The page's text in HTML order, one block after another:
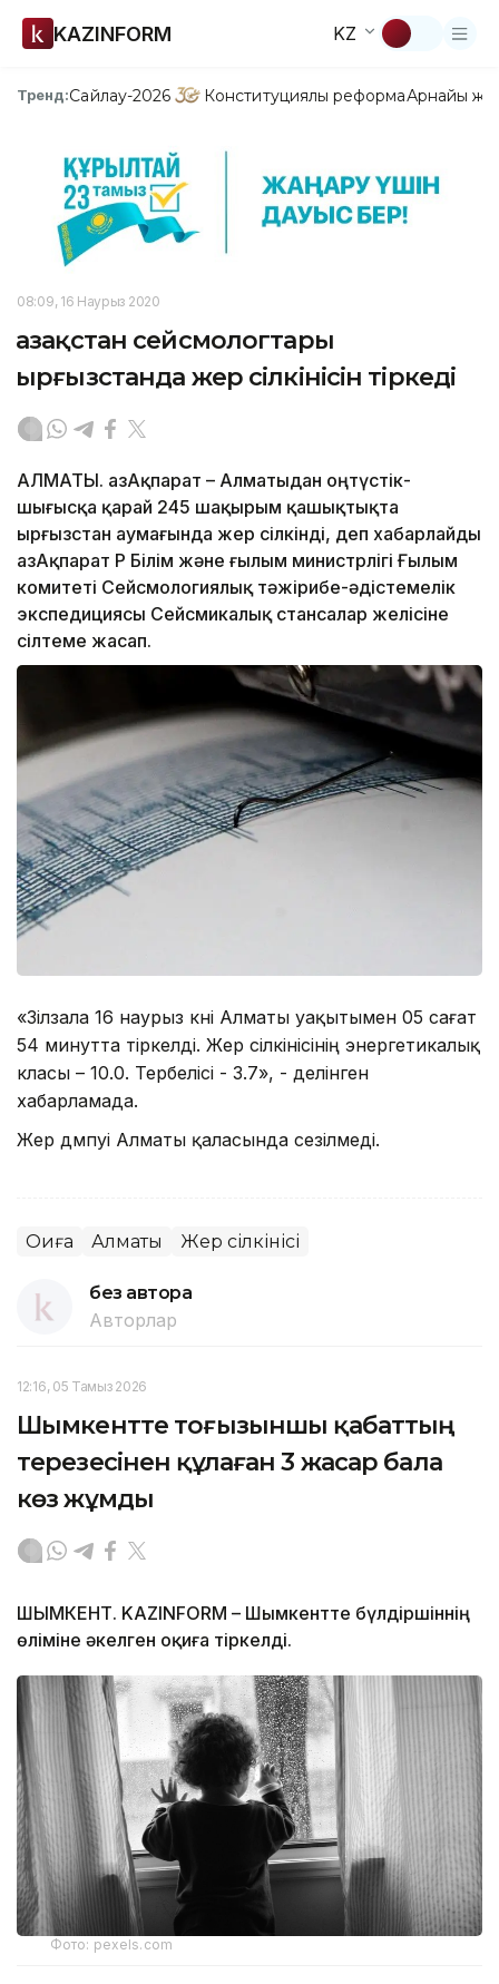
KAZINFORM KZ
Тренд:Сайлау-2026 Конституциялық реформаАрнайы
08:09, 16 Наурыз 2020
Қазақстан сейсмологтары
Қырғызстанда жер сілкінісін тіркеді
АЛМАТЫ. ҚазАқпарат – Алматыдан оңтүстік-
шығысқа қарай 245 шақырым қашықтықта
Қырғызстан аумағында жер сілкінді, деп хабарлайды
ҚазАқпарат ҚР Білім және ғылым министрлігі Ғылым
комитеті Сейсмологиялық тәжірибе-әдістемелік
экспедициясы Сейсмикалық стансалар желісіне
сілтеме жасап.
«Зілзала 16 наурыз күні Алматы уақытымен 05 сағат
54 минутта тіркелді. Жер сілкінісінің энергетикалық
класы – 10.0. Тербелісі - 3.7», - делінген
хабарламада.
Жер дүмпуі Алматы қаласында сезілмеді.
Оқиға Алматы Жер сілкінісі
без автора
Авторлар
12:16, 05 Тамыз 2026
Шымкентте тоғызыншы қабаттың
терезесінен құлаған 3 жасар бала
көз жұмды
ШЫМКЕНТ. KAZINFORM – Шымкентте бүлдіршіннің
өліміне әкелген оқиға тіркелді.
Фото: pexels.com